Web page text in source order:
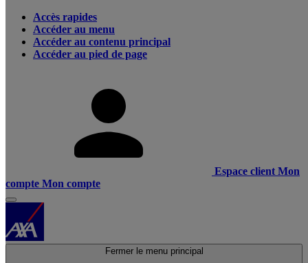
Accès rapides
Accéder au menu
Accéder au contenu principal
Accéder au pied de page
Espace client Mon
compte Mon compte
Fermer le menu principal